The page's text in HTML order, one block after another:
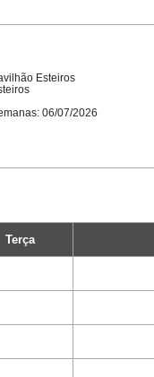
Esteiros
06/07/2026
Terça